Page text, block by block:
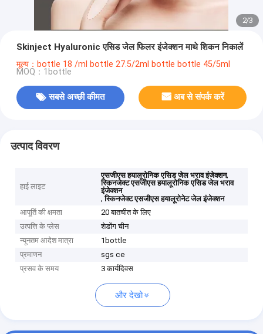
2/3
Skinject Hyaluronic एसिड जेल फिलर इंजेक्शन माथे शिकन निकालें
मूल्य：bottle 18 /ml bottle 27.5/2ml bottle bottle 45/5ml
MOQ：1bottle
सबसे अच्छी कीमत अब से संपर्क करें
उत्पाद विवरण
हाई लाइट
एसजीएस हयालूरोनिक एसिड जेल भराव इंजेक्शन,
स्किनजेक्ट एसजीएस हयालूरोनिक एसिड जेल भराव
इंजेक्शन
,स्किनजेक्ट एसजीएस हयालूरोनेट जेल इंजेक्शन
आपूर्ति की क्षमता
20 बातचीत के लिए
उत्पत्ति के प्लेस
शेडोंग चीन
न्यूनतम आदेश मात्रा
1bottle
प्रमाणन
sgs ce
प्रसव के समय
3 कार्यदिवस
और देखो